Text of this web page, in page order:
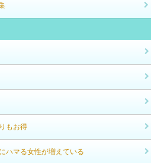
もお得
ハマる女性が増えている